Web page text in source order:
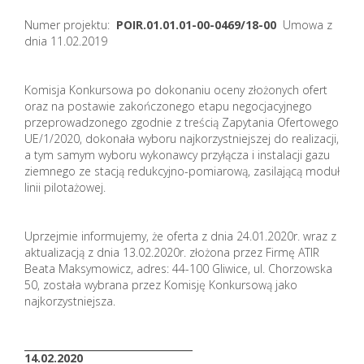
Numer projektu: POIR.01.01.01-00-0469/18-00 Umowa z
dnia 11.02.2019
Komisja Konkursowa po dokonaniu oceny złożonych ofert
oraz na postawie zakończonego etapu negocjacyjnego
przeprowadzonego zgodnie z treścią Zapytania Ofertowego
UE/1/2020, dokonała wyboru najkorzystniejszej do realizacji,
a tym samym wyboru wykonawcy przyłącza i instalacji gazu
ziemnego ze stacją redukcyjno-pomiarową, zasilającą moduł
linii pilotażowej.
Uprzejmie informujemy, że oferta z dnia 24.01.2020r. wraz z
aktualizacją z dnia 13.02.2020r. złożona przez Firmę ATIR
Beata Maksymowicz, adres: 44-100 Gliwice, ul. Chorzowska
50, została wybrana przez Komisję Konkursową jako
najkorzystniejsza.
14.02.2020